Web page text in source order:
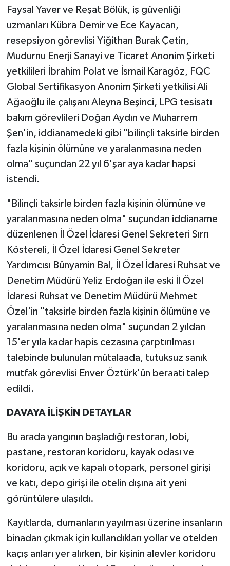
Faysal Yaver ve Reşat Bölük, iş güvenliği
uzmanları Kübra Demir ve Ece Kayacan,
resepsiyon görevlisi Yiğithan Burak Çetin,
Mudurnu Enerji Sanayi ve Ticaret Anonim Şirketi
yetkilileri İbrahim Polat ve İsmail Karagöz, FQC
Global Sertifikasyon Anonim Şirketi yetkilisi Ali
Ağaoğlu ile çalışanı Aleyna Beşinci, LPG tesisatı
bakım görevlileri Doğan Aydın ve Muharrem
Şen'in, iddianamedeki gibi "bilinçli taksirle birden
fazla kişinin ölümüne ve yaralanmasına neden
olma" suçundan 22 yıl 6'şar aya kadar hapsi
istendi.
"Bilinçli taksirle birden fazla kişinin ölümüne ve
yaralanmasına neden olma" suçundan iddianame
düzenlenen İl Özel İdaresi Genel Sekreteri Sırrı
Köstereli, İl Özel İdaresi Genel Sekreter
Yardımcısı Bünyamin Bal, İl Özel İdaresi Ruhsat ve
Denetim Müdürü Yeliz Erdoğan ile eski İl Özel
İdaresi Ruhsat ve Denetim Müdürü Mehmet
Özel'in "taksirle birden fazla kişinin ölümüne ve
yaralanmasına neden olma" suçundan 2 yıldan
15'er yıla kadar hapis cezasına çarptırılması
talebinde bulunulan mütalaada, tutuksuz sanık
mutfak görevlisi Enver Öztürk'ün beraati talep
edildi.
DAVAYA İLİŞKİN DETAYLAR
Bu arada yangının başladığı restoran, lobi,
pastane, restoran koridoru, kayak odası ve
koridoru, açık ve kapalı otopark, personel girişi
ve katı, depo girişi ile otelin dışına ait yeni
görüntülere ulaşıldı.
Kayıtlarda, dumanların yayılması üzerine insanların
binadan çıkmak için kullandıkları yollar ve otelden
kaçış anları yer alırken, bir kişinin alevler koridoru